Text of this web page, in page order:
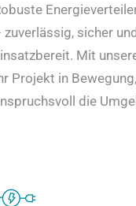
zuverlässig, sicher
Mit
Projekt in
die